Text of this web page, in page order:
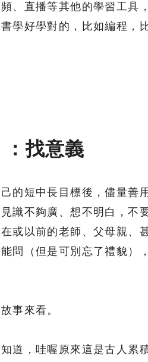
、直播等其他的學習工具，
學好學對的，比如編程，
找意義
的短中長目標後，儘量善用
識不夠廣、想不明白，不
或以前的老師、父母親、
問（但是可別忘了禮貌），
事來看。
道，哇喔原來這是古人累